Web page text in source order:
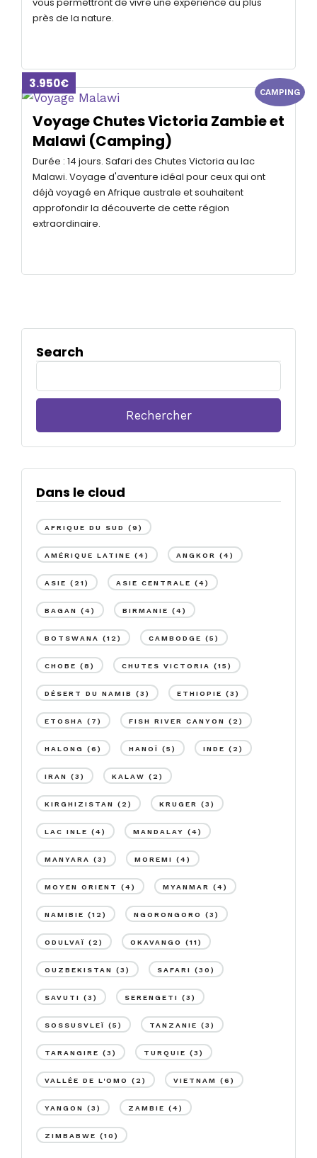
près de la nature.
CAMPING
3.950€
Voyage Chutes Victoria Zambie et
Malawi (Camping)
Durée : 14 jours. Safari des Chutes Victoria au lac
Malawi. Voyage d'aventure idéal pour ceux qui ont
déjà voyagé en Afrique australe et souhaitent
approfondir la découverte de cette région
extraordinaire.
Search
Rechercher :
Dans le cloud
AFRIQUE DU SUD (9)
AMÉRIQUE LATINE (4) ANGKOR (4)
ASIE (21) ASIE CENTRALE (4)
BAGAN (4) BIRMANIE (4)
BOTSWANA (12) CAMBODGE (5)
CHOBE (8) CHUTES VICTORIA (15)
DÉSERT DU NAMIB (3) ETHIOPIE (3)
ETOSHA (7) FISH RIVER CANYON (2)
HALONG (6) HANOÏ (5) INDE (2)
IRAN (3) KALAW (2)
KIRGHIZISTAN (2) KRUGER (3)
LAC INLE (4) MANDALAY (4)
MANYARA (3) MOREMI (4)
MOYEN ORIENT (4) MYANMAR (4)
NAMIBIE (12) NGORONGORO (3)
ODULVAÏ (2) OKAVANGO (11)
OUZBEKISTAN (3) SAFARI (30)
SAVUTI (3) SERENGETI (3)
SOSSUSVLEÏ (5) TANZANIE (3)
TARANGIRE (3) TURQUIE (3)
VALLÉE DE L'OMO (2) VIETNAM (6)
YANGON (3) ZAMBIE (4)
ZIMBABWE (10)